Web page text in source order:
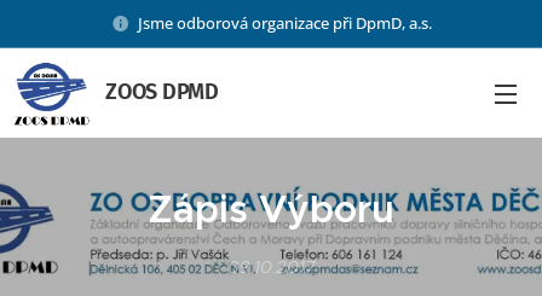
Jsme odborová organizace při DpmD, a.s.
ZOOS DPMD
Zápis Výboru
09.10.2017